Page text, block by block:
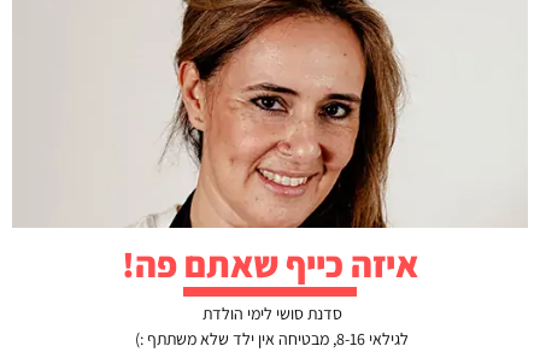
מרק עדשים כתומות ועגבניות מרק בורשט רוסי מסורתי
כתיבת תגובה
האימייל לא יוצג באתר.שדות החובה מסומנים
התגובה שלך*
איזה כייף שאתם פה!
סדנת סושי לימי הולדת
לגילאי 8-16, מבטיחה אין ילד שלא משתתף :)